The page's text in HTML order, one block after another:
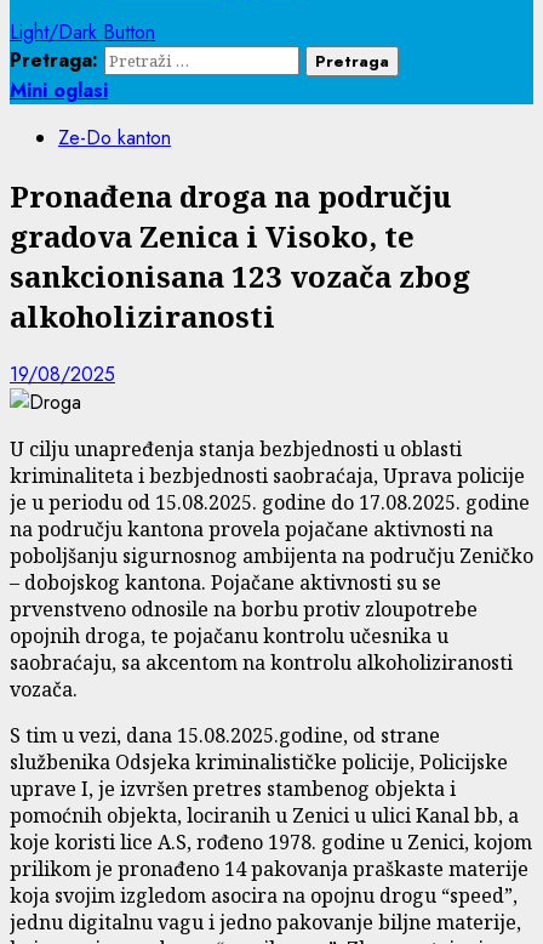
Light/Dark Button
Pretraga:
Mini oglasi
Ze-Do kanton
Pronađena droga na području
gradova Zenica i Visoko, te
sankcionisana 123 vozača zbog
alkoholiziranosti
19/08/2025
U cilju unapređenja stanja bezbjednosti u oblasti
kriminaliteta i bezbjednosti saobraćaja, Uprava policije
je u periodu od 15.08.2025. godine do 17.08.2025. godine
na području kantona provela pojačane aktivnosti na
poboljšanju sigurnosnog ambijenta na području Zeničko
– dobojskog kantona. Pojačane aktivnosti su se
prvenstveno odnosile na borbu protiv zloupotrebe
opojnih droga, te pojačanu kontrolu učesnika u
saobraćaju, sa akcentom na kontrolu alkoholiziranosti
vozača.
S tim u vezi, dana 15.08.2025.godine, od strane
službenika Odsjeka kriminalističke policije, Policijske
uprave I, je izvršen pretres stambenog objekta i
pomoćnih objekta, lociranih u Zenici u ulici Kanal bb, a
koje koristi lice A.S, rođeno 1978. godine u Zenici, kojom
prilikom je pronađeno 14 pakovanja praškaste materije
koja svojim izgledom asocira na opojnu drogu “speed”,
jednu digitalnu vagu i jedno pakovanje biljne materije,